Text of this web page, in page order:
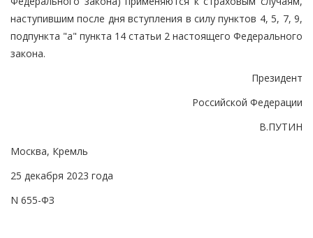
наступившим после дня вступления в силу пунктов 4, 5, 7, 9,
подпункта "а" пункта 14 статьи 2 настоящего Федерального
закона.
Президент
Российской Федерации
В.ПУТИН
Москва, Кремль
25 декабря 2023 года
N 655-ФЗ